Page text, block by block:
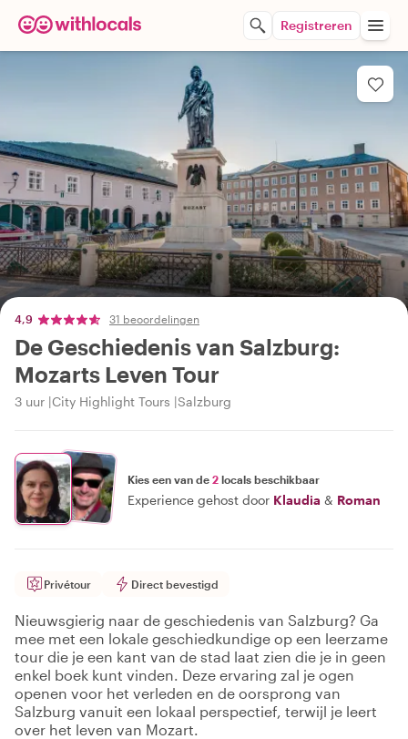
Registreren
4,9 31 beoordelingen
De Geschiedenis van Salzburg:
Mozarts Leven Tour
3 uur City Highlight Tours Salzburg
Kies een van de 2 locals beschikbaar
Experience gehost door Klaudia & Roman
Privétour Direct bevestigd
Nieuwsgierig naar de geschiedenis van Salzburg? Ga
mee met een lokale geschiedkundige op een leerzame
tour die je een kant van de stad laat zien die je in geen
enkel boek kunt vinden. Deze ervaring zal je ogen
openen voor het verleden en de oorsprong van
Salzburg vanuit een lokaal perspectief, terwijl je leert
over het leven van Mozart.